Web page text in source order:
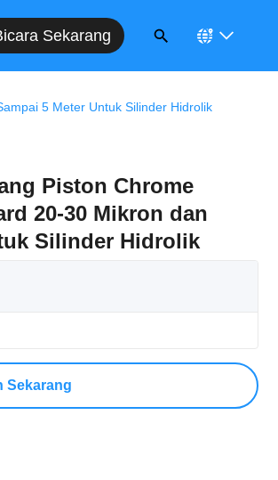
Sekarang
5 Meter Untuk Silinder Hidrolik
Piston Chrome
20-30 Mikron dan
Silinder Hidrolik
Sekarang